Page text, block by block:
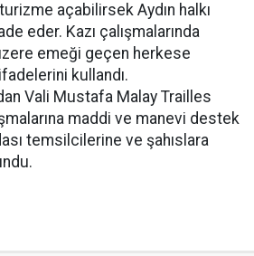
açabilirsek Aydın halkı
eder. Kazı çalışmalarında
emeği geçen herkese
kullandı.
Vali Mustafa Malay Trailles
maddi ve manevi destek
temsilcilerine ve şahıslara